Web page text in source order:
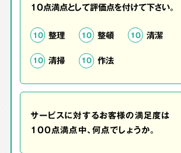
10点満点として評価点を付けて下さい。
10 整理 10 整頓 10 清潔
10 清掃 10 作法
サービスに対するお客様の満足度は
100点満点中、何点でしょうか。